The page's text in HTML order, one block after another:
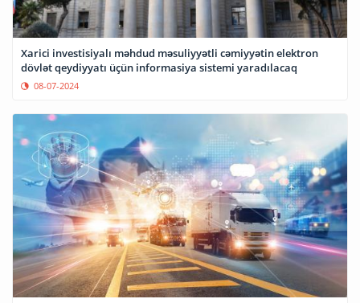
Xarici investisiyalı məhdud məsuliyyətli cəmiyyətin elektron
dövlət qeydiyyatı üçün informasiya sistemi yaradılacaq
08-07-2024